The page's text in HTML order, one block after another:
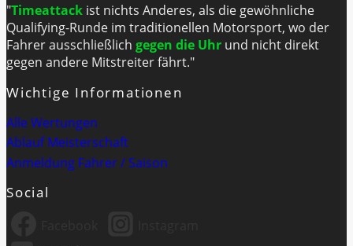
"Timeattack ist nichts Anderes, als die gewöhnliche
Qualifying-Runde im traditionellen Motorsport, wo der
Fahrer ausschließlich gegen die Uhr und nicht direkt
gegen andere Mitstreiter fährt."
Wichtige Informationen
Alle Wertungen
Ablauf Meisterschaft
Anmeldung Fahrer / Saison
Social